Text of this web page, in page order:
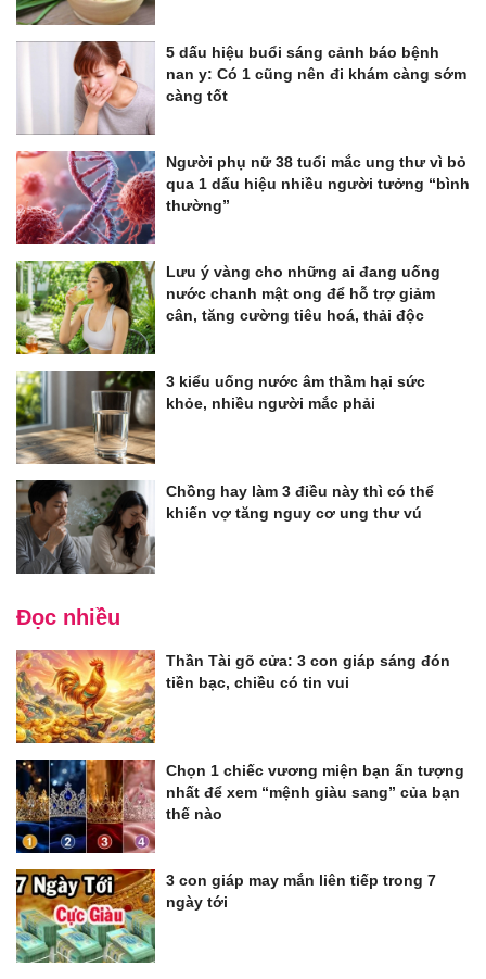
5 dấu hiệu buổi sáng cảnh báo bệnh
nan y: Có 1 cũng nên đi khám càng sớm
càng tốt
Người phụ nữ 38 tuổi mắc ung thư vì bỏ
qua 1 dấu hiệu nhiều người tưởng “bình
thường”
Lưu ý vàng cho những ai đang uống
nước chanh mật ong để hỗ trợ giảm
cân, tăng cường tiêu hoá, thải độc
3 kiểu uống nước âm thầm hại sức
khỏe, nhiều người mắc phải
Chồng hay làm 3 điều này thì có thể
khiến vợ tăng nguy cơ ung thư vú
Đọc nhiều
Thần Tài gõ cửa: 3 con giáp sáng đón
tiền bạc, chiều có tin vui
Chọn 1 chiếc vương miện bạn ấn tượng
nhất để xem “mệnh giàu sang” của bạn
thế nào
3 con giáp may mắn liên tiếp trong 7
ngày tới